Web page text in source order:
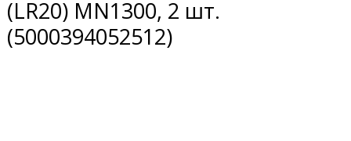
(LR20) MN1300, 2 шт.
(5000394052512)